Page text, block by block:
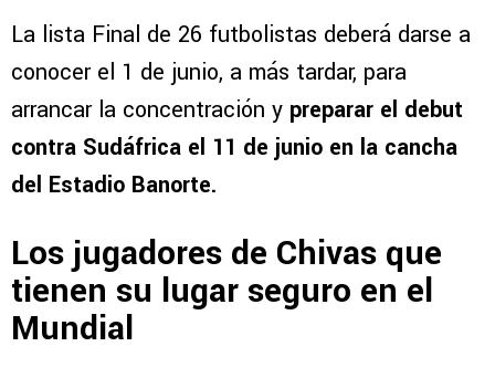
La lista Final de 26 futbolistas deberá darse a
conocer el 1 de junio, a más tardar, para
arrancar la concentración y preparar el debut
contra Sudáfrica el 11 de junio en la cancha
del Estadio Banorte.
Los jugadores de Chivas que
tienen su lugar seguro en el
Mundial